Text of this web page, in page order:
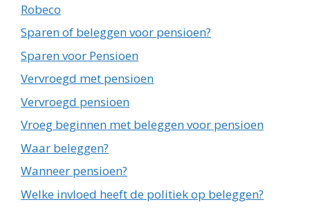
Robeco
Sparen of beleggen voor pensioen?
Sparen voor Pensioen
Vervroegd met pensioen
Vervroegd pensioen
Vroeg beginnen met beleggen voor pensioen
Waar beleggen?
Wanneer pensioen?
Welke invloed heeft de politiek op beleggen?